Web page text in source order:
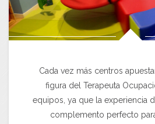
Cada vez más centros
figura del Terapeuta
equipos, ya que la experiencia
complemento perfecto